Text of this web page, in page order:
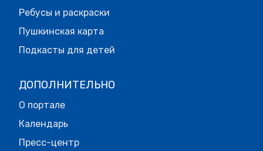
Ребусы и раскраски
Пушкинская карта
Подкасты для детей
ДОПОЛНИТЕЛЬНО
О портале
Календарь
Пресс-центр